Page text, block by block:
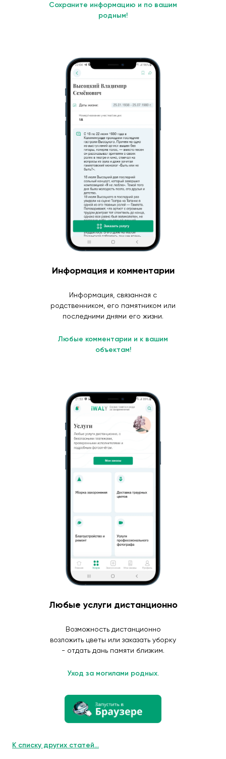
Сохраните информацию и по вашим
родным!
Информация и комментарии
Информация, связанная с
родственником, его памятником или
последними днями его жизни.
Любые комментарии и к вашим
объектам!
Любые услуги дистанционно
Возможность дистанционно
возложить цветы или заказать уборку
- отдать дань памяти близким.
Уход за могилами родных.
К списку других статей...